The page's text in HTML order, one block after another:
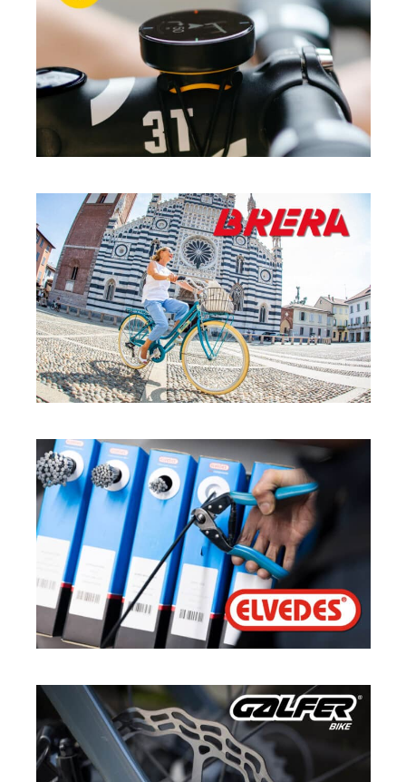
SPORT
BRERA·SPORT
ELVEDES · SPORT